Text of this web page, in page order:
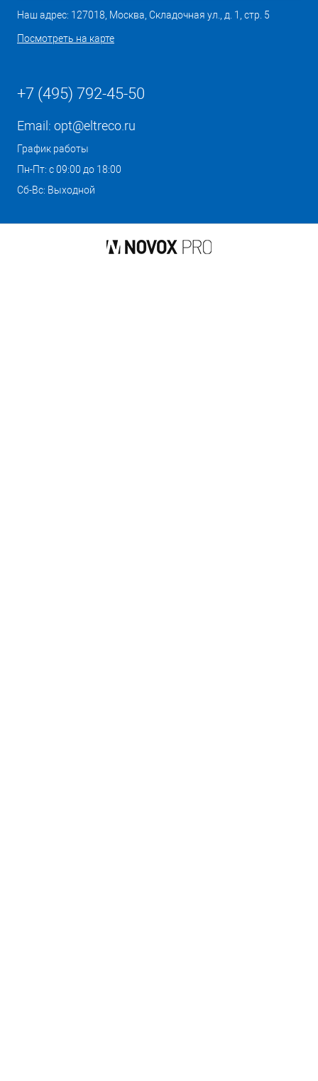
Наш адрес: 127018, Москва, Складочная ул., д. 1, стр. 5
Посмотреть на карте
+7 (495) 792-45-50
Email: opt@eltreco.ru
График работы
Пн-Пт: с 09:00 до 18:00
Сб-Вс: Выходной